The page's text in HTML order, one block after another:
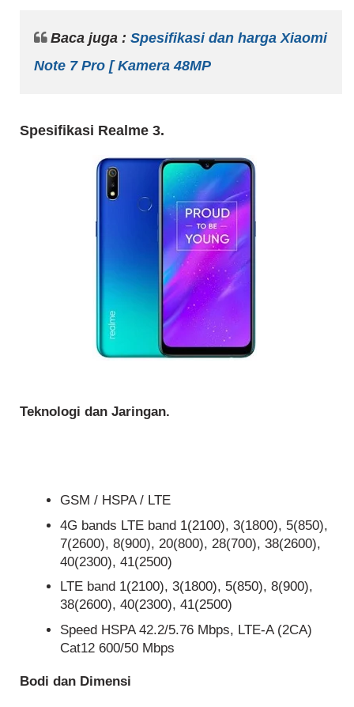
Baca juga : Spesifikasi dan harga Xiaomi
Note 7 Pro [ Kamera 48MP
Spesifikasi Realme 3.
Teknologi dan Jaringan.
GSM / HSPA / LTE
4G bands LTE band 1(2100), 3(1800), 5(850),
7(2600), 8(900), 20(800), 28(700), 38(2600),
40(2300), 41(2500)
LTE band 1(2100), 3(1800), 5(850), 8(900),
38(2600), 40(2300), 41(2500)
Speed HSPA 42.2/5.76 Mbps, LTE-A (2CA)
Cat12 600/50 Mbps
Bodi dan Dimensi